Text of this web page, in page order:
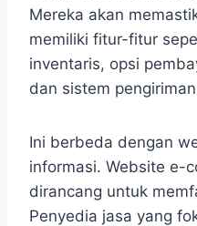
Mereka akan
memiliki fitur-fitur
inventaris, opsi
dan sistem
Ini berbeda dengan
informasi. Website e-
dirancang untuk
Penyedia jasa yang